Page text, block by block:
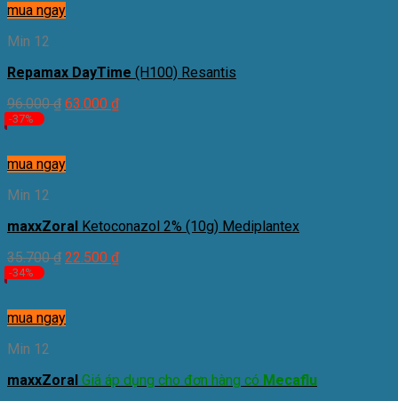
mua ngay
Min 12
Repamax DayTime (H100) Resantis
96.000₫ 63.000 ₫
-37%
mua ngay
Min 12
maxxZoral Ketoconazol 2% (10g) Mediplantex
35.700₫ 22.500 ₫
-34%
mua ngay
Min 12
maxxZoral Giá áp dụng cho đơn hàng có Mecaflu